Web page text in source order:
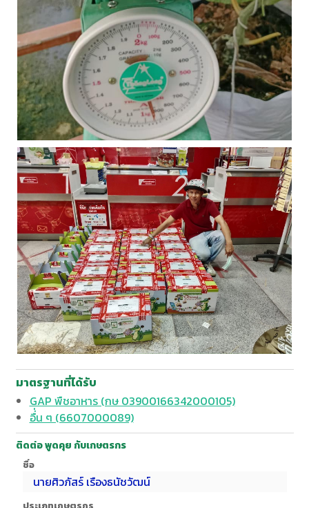
มาตรฐานที่ได้รับ
GAP พืชอาหาร (กษ 03900166342000105)
อื่่น ๆ (6607000089)
ติดต่อ พูดคุย กับเกษตรกร
ชื่อ
นายศิวภัสร์ เรืองธนัชวัฒน์